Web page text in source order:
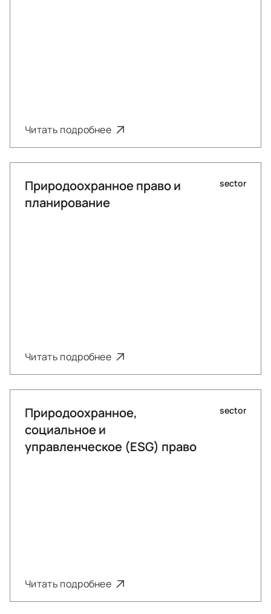
Читать подробнее
Природоохранное право и
планирование
sector
Читать подробнее
Природоохранное,
социальное и
управленческое (ESG) право
sector
Читать подробнее